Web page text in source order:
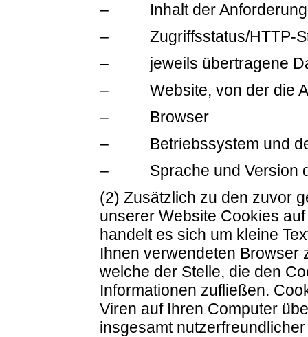
– Inhalt der Anforderung
– Zugriffsstatus/HTTP-
– jeweils übertragene
– Website, von der die
– Browser
– Betriebssystem und
– Sprache und Version
(2) Zusätzlich zu den zuvor
unserer Website Cookies
handelt es sich um kleine
Ihnen verwendeten Browser
welche der Stelle, die den
Informationen zufließen.
Viren auf Ihren Computer
insgesamt